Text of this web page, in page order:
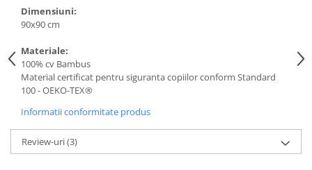
Dimensiuni:
90x90 cm
Materiale:
100% cv Bambus
Material certificat pentru siguranta copiilor conform Standard
100 - OEKO-TEX®
Informatii conformitate produs
Review-uri(3)